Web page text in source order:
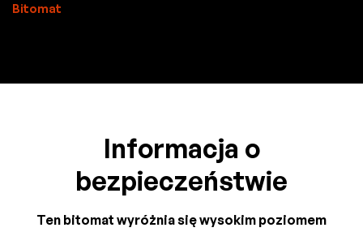
Bitomat
Informacja o
bezpieczeństwie
Ten bitomat wyróżnia się wysokim poziomem